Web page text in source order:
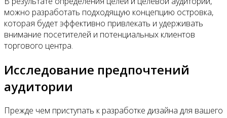
можно разработать подходящую концепцию островка,
которая будет эффективно привлекать и удерживать
внимание посетителей и потенциальных клиентов
торгового центра.
Исследование предпочтений
аудитории
Прежде чем приступать к разработке дизайна для вашего